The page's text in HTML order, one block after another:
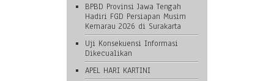
BPBD Provinsi Jawa Tengah
Hadiri FGD Persiapan Musim
Kemarau 2026 di Surakarta
Uji Konsekuensi Informasi
Dikecualikan
APEL HARI KARTINI